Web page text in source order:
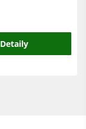
Detaily